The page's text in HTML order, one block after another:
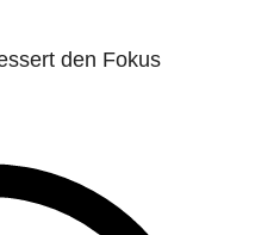
den Fokus